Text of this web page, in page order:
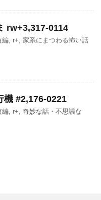
rw+3,317-0114
編, r+, 家系にまつわる怖い話
機 #2,176-0221
編, r+, 奇妙な話・不思議な